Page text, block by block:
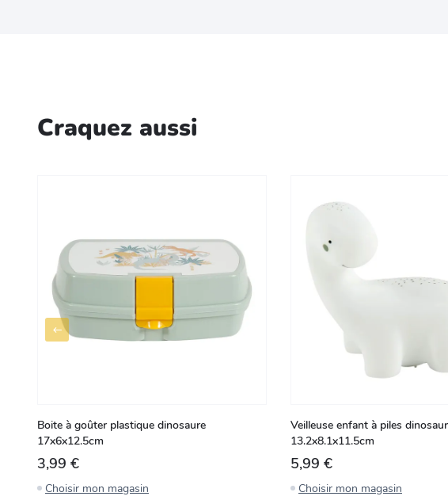
Craquez aussi
Boite à goûter plastique dinosaure
17x6x12.5cm
3,99 €
Choisir mon magasin
Veilleuse enfant à piles
13.2x8.1x11.5cm
5,99 €
Choisir mon magasin